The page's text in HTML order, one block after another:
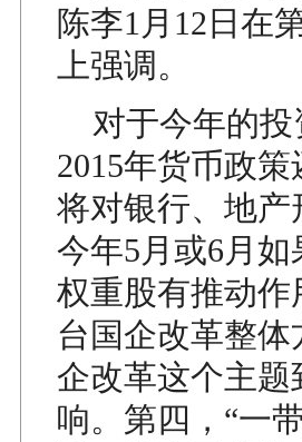
陈李1月12日在
上强调。
对于今年的投
2015年货币政
将对银行、地
今年5月或6月
权重股有推动
台国企改革整
企改革这个主
响。第四，“一